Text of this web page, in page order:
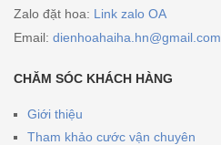
Zalo đặt hoa: Link zalo OA
Email: dienhoahaiha.hn@gmail.com
CHĂM SÓC KHÁCH HÀNG
Giới thiệu
Tham khảo cước vận chuyên